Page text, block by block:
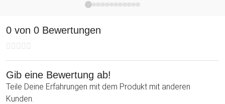
0 von 0 Bewertungen
Gib eine Bewertung ab!
Teile Deine Erfahrungen mit dem Produkt mit anderen
Kunden.